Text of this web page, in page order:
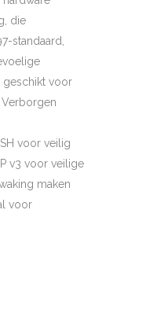
die
standaard,
geschikt voor
voor veilig
v3 voor veilige
maken
voor